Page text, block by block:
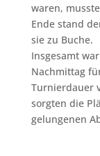
waren,
Ende stand
sie zu Buche.
Insgesamt
Nachmittag
Turnierdauer
sorgten die
gelungenen